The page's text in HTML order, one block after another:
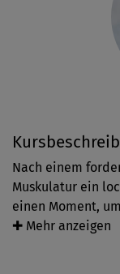
Nach einem
Muskulatur ein
einen Moment,
die wenigen
✚ Mehr anzeigen